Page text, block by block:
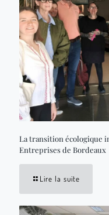
La transition écologique
Entreprises de Bordeaux
Lire la suite